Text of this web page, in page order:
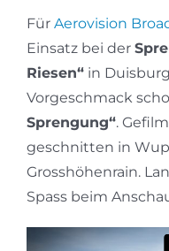
Für Aerovision
Einsatz bei der
Riesen“ in
Vorgeschmack
Sprengung“.
geschnitten in
Grosshöhenrain.
Spass beim